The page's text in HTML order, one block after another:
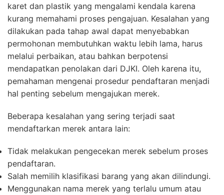
karet dan plastik yang mengalami kendala karena
kurang memahami proses pengajuan. Kesalahan yang
dilakukan pada tahap awal dapat menyebabkan
permohonan membutuhkan waktu lebih lama, harus
melalui perbaikan, atau bahkan berpotensi
mendapatkan penolakan dari DJKI. Oleh karena itu,
pemahaman mengenai prosedur pendaftaran menjadi
hal penting sebelum mengajukan merek.
Beberapa kesalahan yang sering terjadi saat
mendaftarkan merek antara lain:
Tidak melakukan pengecekan merek sebelum proses
pendaftaran.
Salah memilih klasifikasi barang yang akan dilindungi.
Menggunakan nama merek yang terlalu umum atau